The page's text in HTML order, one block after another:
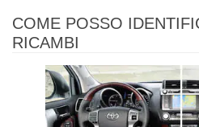
COME POSSO
RICAMBI